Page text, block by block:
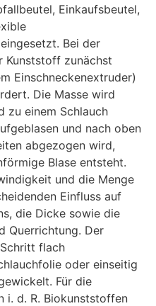
Einkaufsbeutel,
Bei der
Kunststoff zunächst
Einschneckenextruder)
Die Masse wird
zu einem Schlauch
und nach oben
abgezogen wird,
Blase entsteht.
und die Menge
Einfluss auf
die Dicke sowie die
Querrichtung. Der
flach
oder einseitig
Für die
i. d. R. Biokunststoffen